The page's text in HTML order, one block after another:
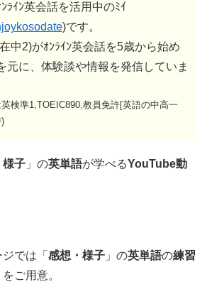
ﾗｲﾝ英会話を活用中のﾐｲ
)です。
中2)がｵﾝﾗｲﾝ英会話を5歳から始め
元に、体験談や情報を発信していま
検準1,TOEIC890,教員免許[英語の中高一
様子 」の英単語が学べるYouTube動
では「 感想・様子 」の英単語の練習
ご用意。